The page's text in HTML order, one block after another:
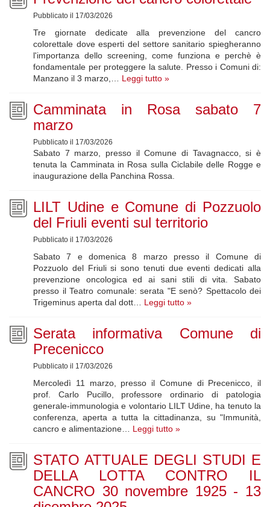
Pubblicato il 17/03/2026
Tre giornate dedicate alla prevenzione del cancro
colorettale dove esperti del settore sanitario spiegheranno
l'importanza dello screening, come funziona e perchè è
fondamentale per proteggere la salute. Presso i Comuni di:
Manzano il 3 marzo,… Leggi tutto »
Camminata in Rosa sabato 7
marzo
Pubblicato il 17/03/2026
Sabato 7 marzo, presso il Comune di Tavagnacco, si è
tenuta la Camminata in Rosa sulla Ciclabile delle Rogge e
inaugurazione della Panchina Rossa.
LILT Udine e Comune di Pozzuolo
del Friuli eventi sul territorio
Pubblicato il 17/03/2026
Sabato 7 e domenica 8 marzo presso il Comune di
Pozzuolo del Friuli si sono tenuti due eventi dedicati alla
prevenzione oncologica ed ai sani stili di vita. Sabato
presso il Teatro comunale: serata "E senò? Spettacolo dei
Trigeminus aperta dal dott… Leggi tutto »
Serata informativa Comune di
Precenicco
Pubblicato il 17/03/2026
Mercoledì 11 marzo, presso il Comune di Precenicco, il
prof. Carlo Pucillo, professore ordinario di patologia
generale-immunologia e volontario LILT Udine, ha tenuto la
conferenza, aperta a tutta la cittadinanza, su "Immunità,
cancro e alimentazione… Leggi tutto »
STATO ATTUALE DEGLI STUDI E
DELLA LOTTA CONTRO IL
CANCRO 30 novembre 1925 - 13